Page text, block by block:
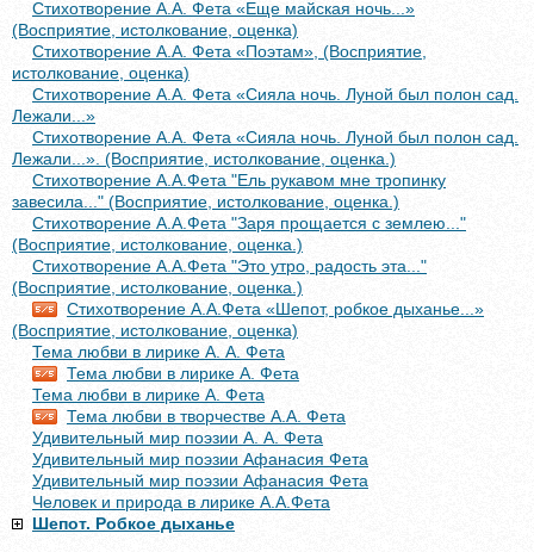
Стихотворение А.А. Фета «Еще майская ночь...»
(Восприятие, истолкование, оценка)
Стихотворение А.А. Фета «Поэтам», (Восприятие,
истолкование, оценка)
Стихотворение А.А. Фета «Сияла ночь. Луной был полон сад.
Лежали...»
Стихотворение А.А. Фета «Сияла ночь. Луной был полон сад.
Лежали...». (Восприятие, истолкование, оценка.)
Стихотворение А.А.Фета "Ель рукавом мне тропинку
завесила..." (Восприятие, истолкование, оценка.)
Стихотворение А.А.Фета "Заря прощается с землею..."
(Восприятие, истолкование, оценка.)
Стихотворение А.А.Фета "Это утро, радость эта..."
(Восприятие, истолкование, оценка.)
Стихотворение А.А.Фета «Шепот, робкое дыханье...»
(Восприятие, истолкование, оценка)
Тема любви в лирике А. А. Фета
Тема любви в лирике А. Фета
Тема любви в лирике А. Фета
Тема любви в творчестве А.А. Фета
Удивительный мир поэзии А. А. Фета
Удивительный мир поэзии Афанасия Фета
Удивительный мир поэзии Афанасия Фета
Человек и природа в лирике А.А.Фета
Шепот. Робкое дыханье